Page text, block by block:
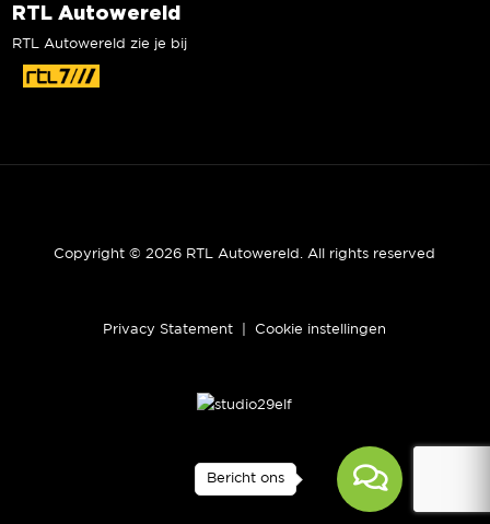
Bericht ons
RTL Autowereld
RTL Autowereld zie je bij
Copyright © 2026 RTL Autowereld. All rights reserved
Privacy Statement Cookie instellingen